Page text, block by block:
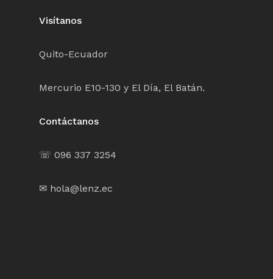
Visítanos
Quito-Ecuador
Mercurio E10-130 y El Día, El Batán.
Contáctanos
☏ 096 337 3254
✉ hola@lenz.ec